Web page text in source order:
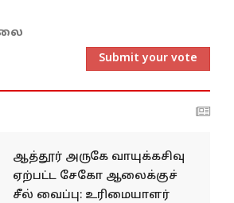
Submit your vote
ஆத்தூர் அருகே வாயுக்கசிவு
ஏற்பட்ட சேகோ ஆலைக்குச்
சீல் வைப்பு: உரிமையாளர்